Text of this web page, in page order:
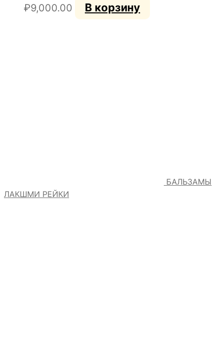
₽9,000.00 В корзину
БАЛЬЗАМЫ
ЛАКШМИ РЕЙКИ